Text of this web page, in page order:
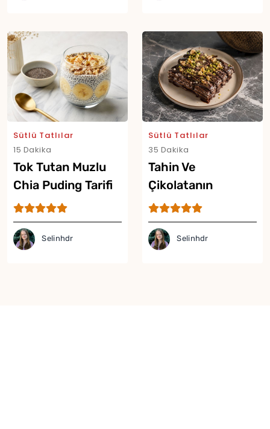
Sütlü Tatlılar
15 Dakika
Tok Tutan Muzlu
Chia Puding Tarifi
Selinhdr
Sütlü Tatlılar
35 Dakika
Tahin Ve
Çikolatanın
Buluştuğu Güllaç
Tarifi
Selinhdr